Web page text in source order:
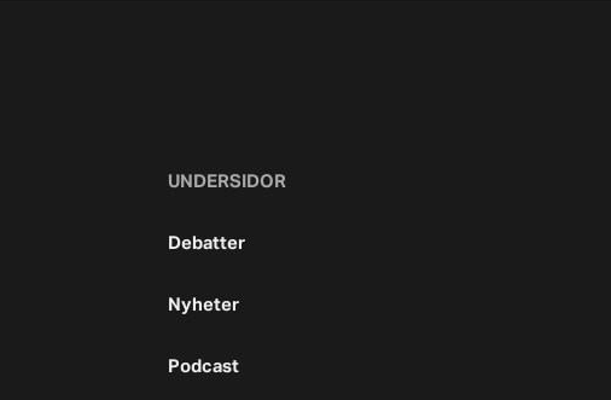
UNDERSIDOR
Debatter
Nyheter
Podcast